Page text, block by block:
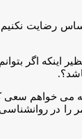
رضایت نکنیم
اگر بتوانم
خواهم سعی
در